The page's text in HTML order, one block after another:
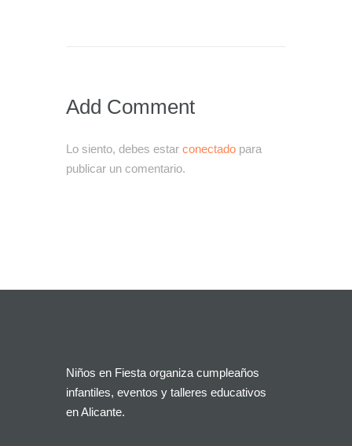
Add Comment
Lo siento, debes estar conectado para
publicar un comentario.
Niños en Fiesta organiza cumpleaños
infantiles, eventos y talleres educativos
en Alicante.